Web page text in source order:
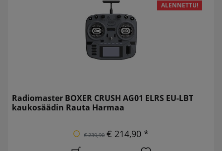
ALENNETTU!
Radiomaster BOXER CRUSH AG01 ELRS EU-LBT
kaukosäädin Rauta Harmaa
€ 239,90 € 214,90 *